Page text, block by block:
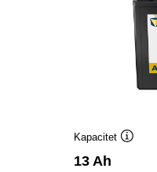
Kapacitet
13 Ah